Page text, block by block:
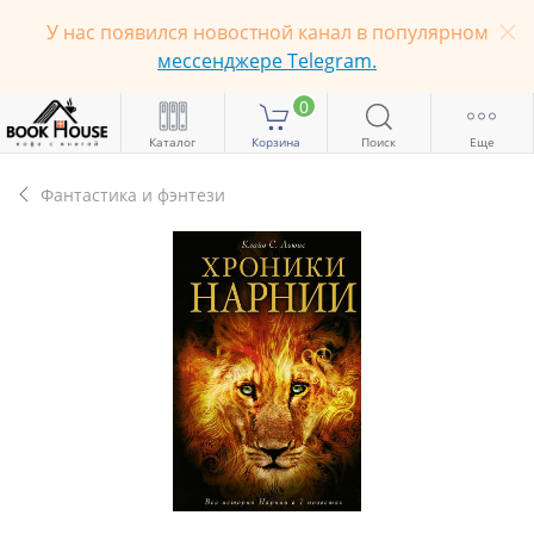
У нас появился новостной канал в популярном
мессенджере Telegram.
Каталог
0
Корзина Поиск Еще
Фантастика и фэнтези